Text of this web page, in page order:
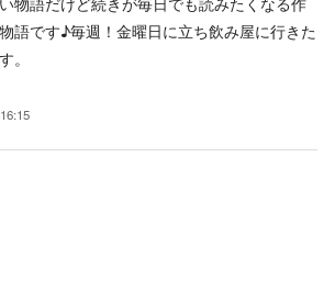
語です♪毎週！金曜日に立ち飲み屋に行きた
。